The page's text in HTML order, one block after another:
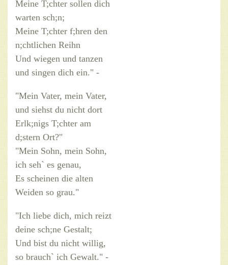
Meine T;chter sollen dich
warten sch;n;
Meine T;chter f;hren den
n;chtlichen Reihn
Und wiegen und tanzen
und singen dich ein." -
"Mein Vater, mein Vater,
und siehst du nicht dort
Erlk;nigs T;chter am
d;stern Ort?"
"Mein Sohn, mein Sohn,
ich seh` es genau,
Es scheinen die alten
Weiden so grau."
"Ich liebe dich, mich reizt
deine sch;ne Gestalt;
Und bist du nicht willig,
so brauch` ich Gewalt." -